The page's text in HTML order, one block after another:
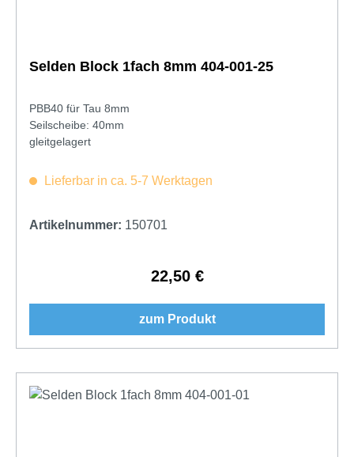
Selden Block 1fach 8mm 404-001-25
PBB40 für Tau 8mm
Seilscheibe: 40mm
gleitgelagert
Lieferbar in ca. 5-7 Werktagen
Artikelnummer: 150701
Regulärer Preis:
22,50 €
zum Produkt